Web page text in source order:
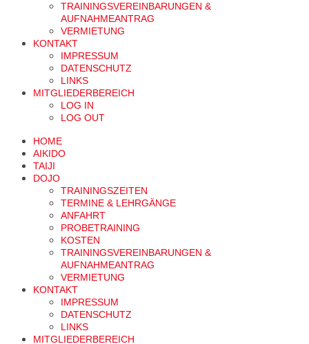
TRAININGSVEREINBARUNGEN &
AUFNAHMEANTRAG
VERMIETUNG
KONTAKT
IMPRESSUM
DATENSCHUTZ
LINKS
MITGLIEDERBEREICH
LOG IN
LOG OUT
HOME
AIKIDO
TAIJI
DOJO
TRAININGSZEITEN
TERMINE & LEHRGÄNGE
ANFAHRT
PROBETRAINING
KOSTEN
TRAININGSVEREINBARUNGEN &
AUFNAHMEANTRAG
VERMIETUNG
KONTAKT
IMPRESSUM
DATENSCHUTZ
LINKS
MITGLIEDERBEREICH